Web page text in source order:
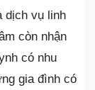
dịch vụ linh
còn nhận
có nhu
gia đình có